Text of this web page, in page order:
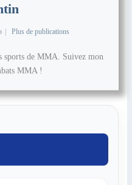
Plus de publications
sports de MMA. Suivez mon
MMA !